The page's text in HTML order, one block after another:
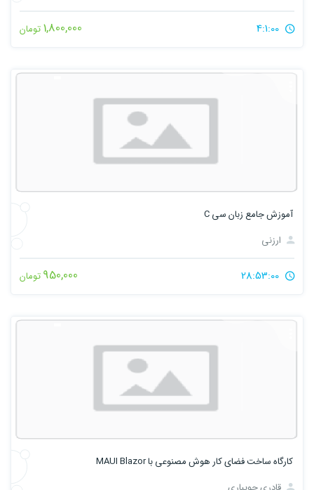
1,800,000تومان
آموزش جامع زبان سی C
ارزنی
950,000تومان
کارگاه ساخت فضای کار هوش مصنوعی با MAUI Blazor